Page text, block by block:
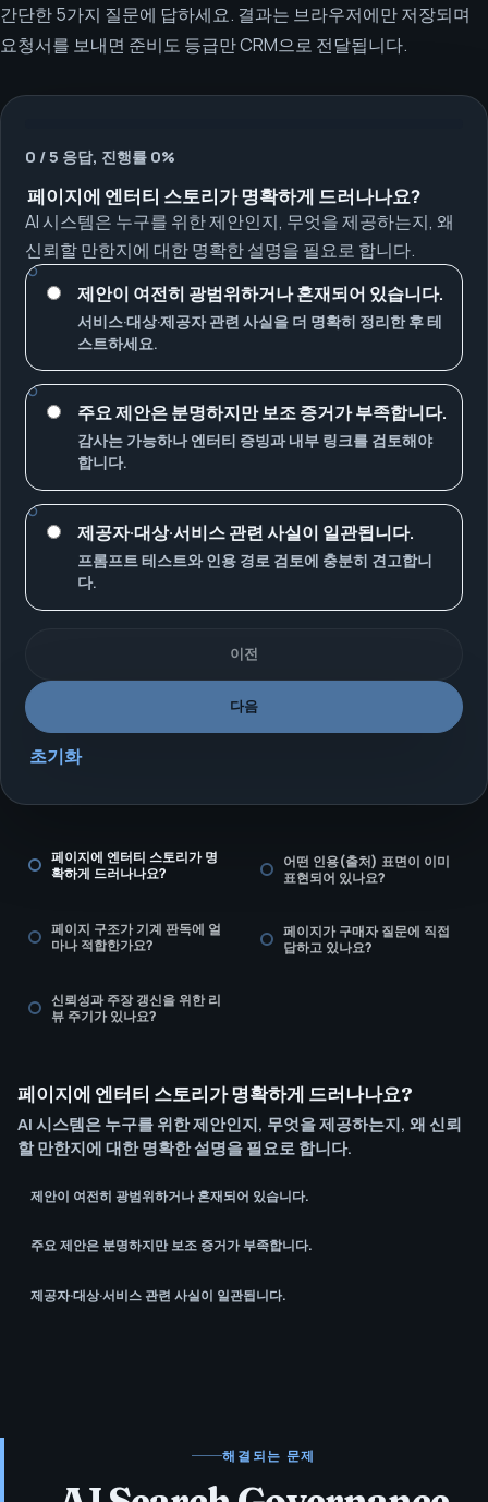
간단한 5가지 질문에 답하세요. 결과는 브라우저에만 저장되며
요청서를 보내면 준비도 등급만 CRM으로 전달됩니다.
0 / 5 응답, 진행률 0%
페이지에 엔터티 스토리가 명확하게 드러나나요?
AI 시스템은 누구를 위한 제안인지, 무엇을 제공하는지, 왜
신뢰할 만한지에 대한 명확한 설명을 필요로 합니다.
제안이 여전히 광범위하거나 혼재되어 있습니다.
서비스·대상·제공자 관련 사실을 더 명확히 정리한 후 테
스트하세요.
주요 제안은 분명하지만 보조 증거가 부족합니다.
감사는 가능하나 엔터티 증빙과 내부 링크를 검토해야
합니다.
제공자·대상·서비스 관련 사실이 일관됩니다.
프롬프트 테스트와 인용 경로 검토에 충분히 견고합니
다.
이전
다음
초기화
페이지에 엔터티 스토리가 명
확하게 드러나나요?
어떤 인용(출처) 표면이 이미
표현되어 있나요?
페이지 구조가 기계 판독에 얼
마나 적합한가요?
페이지가 구매자 질문에 직접
답하고 있나요?
신뢰성과 주장 갱신을 위한 리
뷰 주기가 있나요?
페이지에 엔터티 스토리가 명확하게 드러나나요?
AI 시스템은 누구를 위한 제안인지, 무엇을 제공하는지, 왜 신뢰
할 만한지에 대한 명확한 설명을 필요로 합니다.
제안이 여전히 광범위하거나 혼재되어 있습니다.
주요 제안은 분명하지만 보조 증거가 부족합니다.
제공자·대상·서비스 관련 사실이 일관됩니다.
해결되는 문제